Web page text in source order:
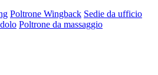
Poltrone Wingback Sedie da ufficio
Poltrone da massaggio